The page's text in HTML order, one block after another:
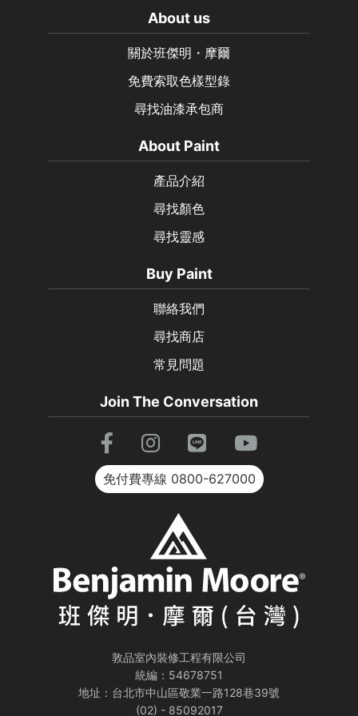
敦品室內裝修工程有限公司
統編：54678751
地址：台北市中山區敬業一路128巷39號
(02) - 85092017
About us
關於班傑明・摩爾
免費索取色樣型錄
尋找油漆承包商
About Paint
產品介紹
尋找顏色
尋找靈感
Buy Paint
聯絡我們
尋找商店
常見問題
Join The Conversation
免付費專線 0800-627000